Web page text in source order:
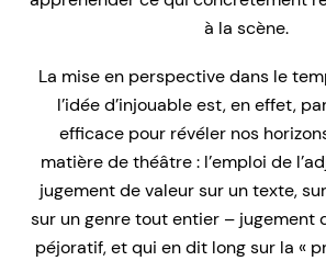
à la scène.
La mise en perspective dans le
l’idée d’injouable est, en effet,
efficace pour révéler nos
matière de théâtre : l’emploi de
jugement de valeur sur un texte,
sur un genre tout entier – jugement
péjoratif, et qui en dit long sur la «